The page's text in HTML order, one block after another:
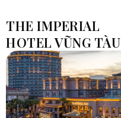
THE IMPERIAL
HOTEL VŨNG TÀU